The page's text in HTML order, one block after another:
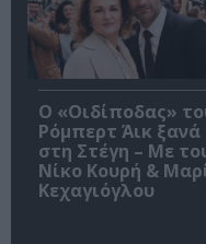
O «Οιδίποδας»
Ρόμπερτ Άικ ξανά
στη Στέγη – Με
Νίκο Κουρή &
Κεχαγιόγλου